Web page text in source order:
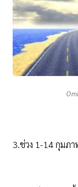
3.ช่วง 1-14 กุมภ